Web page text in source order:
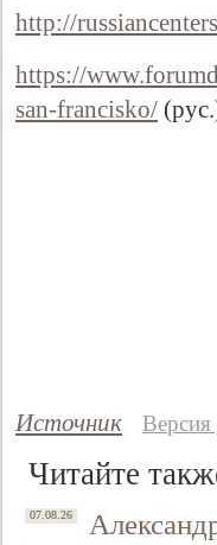
http://
https://
san-francisko/
Источник Версия
Читайте
07.08.26